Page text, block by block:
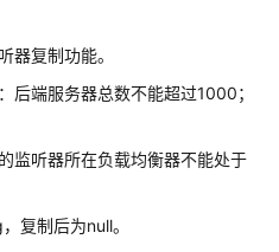
器复制功能。
后端服务器总数不能超过1000；
监听器所在负载均衡器不能处于
复制后为null。